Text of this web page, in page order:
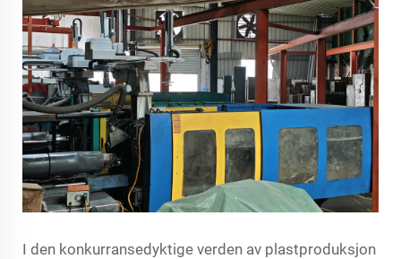
I den konkurransedyktige verden av plastproduksjon